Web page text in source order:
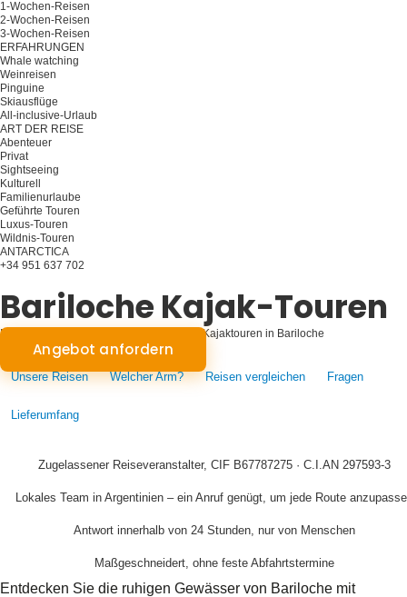
1-Wochen-Reisen
2-Wochen-Reisen
3-Wochen-Reisen
ERFAHRUNGEN
Whale watching
Weinreisen
Pinguine
Skiausflüge
All-inclusive-Urlaub
ART DER REISE
Abenteuer
Privat
Sightseeing
Kulturell
Familienurlaube
Geführte Touren
Luxus-Touren
Wildnis-Touren
ANTARCTICA
+34 951 637 702
Bariloche Kajak-Touren
Paddeln durch das Paradies: Gelassene Kajaktouren in Bariloche
Angebot anfordern
Unsere Reisen Welcher Arm? Reisen vergleichen Fragen
Lieferumfang
Zugelassener Reiseveranstalter, CIF B67787275 · C.I.AN 297593-3
Lokales Team in Argentinien – ein Anruf genügt, um jede Route
Antwort innerhalb von 24 Stunden, nur von Menschen
Maßgeschneidert, ohne feste Abfahrtstermine
Entdecken Sie die ruhigen Gewässer von Bariloche mit